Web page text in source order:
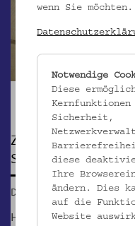
ZEIG´ DEINE
Semesterferienspiel
Di, 03.02.2015, 10:30
Holzknechte brauchten
wenn Sie möchten.
Notwendige
Diese
Kernfunktionen
Sicherheit,
diese
Ihre
ändern. Dies
auf die
Website